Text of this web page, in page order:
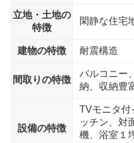
立地・土地の
特徴
閑静な住宅
建物の特徴 耐震構造
間取りの特徴
バルコニー
納、収納豊
設備の特徴
TVモニタ付
ッチン、対
機、浴室１